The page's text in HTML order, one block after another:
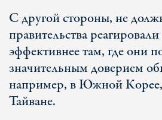
С другой стороны, не
правительства
эффективнее там, где они
значительным доверием
например, в Южной
Тайване.